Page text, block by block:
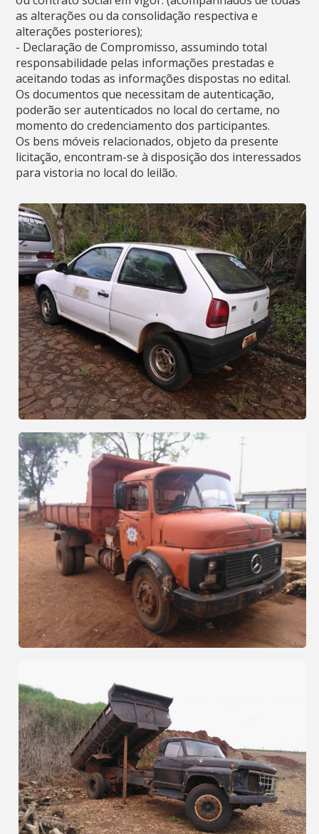
as alterações ou da consolidação respectiva e
alterações posteriores);
- Declaração de Compromisso, assumindo total
responsabilidade pelas informações prestadas e
aceitando todas as informações dispostas no edital.
Os documentos que necessitam de autenticação,
poderão ser autenticados no local do certame, no
momento do credenciamento dos participantes.
Os bens móveis relacionados, objeto da presente
licitação, encontram-se à disposição dos interessados
para vistoria no local do leilão.